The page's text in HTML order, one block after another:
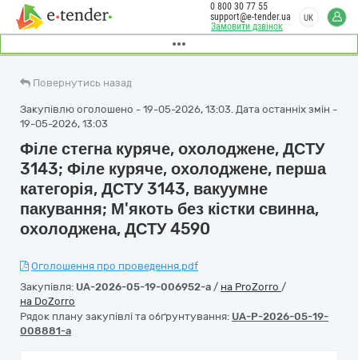
Замовити дзвінок
0 800 30 77 55
support@e-tender.ua
UK
Повернутись назад
Закупівлю оголошено - 19-05-2026, 13:03. Дата останніх змін -
19-05-2026, 13:03
Філе стегна куряче, охолоджене, ДСТУ
3143; Філе куряче, охолоджене, перша
категорія, ДСТУ 3143, вакуумне
пакування; М'якоть без кістки свинна,
охолоджена, ДСТУ 4590
Оголошення про проведення.pdf
Закупівля: UA-2026-05-19-006952-a / на ProZorro /
на DoZorro
Рядок плану закупівлі та обґрунтування: UA-P-2026-05-19-
008881-a